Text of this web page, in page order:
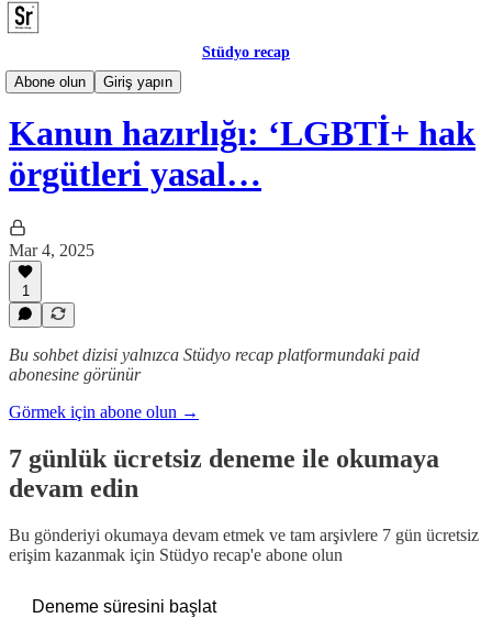
Stüdyo recap
Abone olun
Giriş yapın
Meclis
Kanun hazırlığı: ‘LGBTİ+ hak
örgütleri yasal…
Mar 4, 2025
1
Bu sohbet dizisi yalnızca Stüdyo recap platformundaki paid
abonesine görünür
Görmek için abone olun →
7 günlük ücretsiz deneme ile okumaya
devam edin
Bu gönderiyi okumaya devam etmek ve tam arşivlere 7 gün ücretsiz
erişim kazanmak için Stüdyo recap'e abone olun
Deneme süresini başlat